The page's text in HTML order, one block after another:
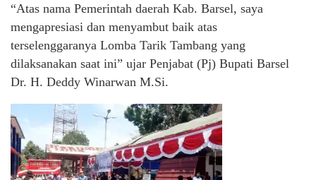
“Atas nama Pemerintah daerah Kab. Barsel, saya
mengapresiasi dan menyambut baik atas
terselenggaranya Lomba Tarik Tambang yang
dilaksanakan saat ini” ujar Penjabat (Pj) Bupati Barsel
Dr. H. Deddy Winarwan M.Si.